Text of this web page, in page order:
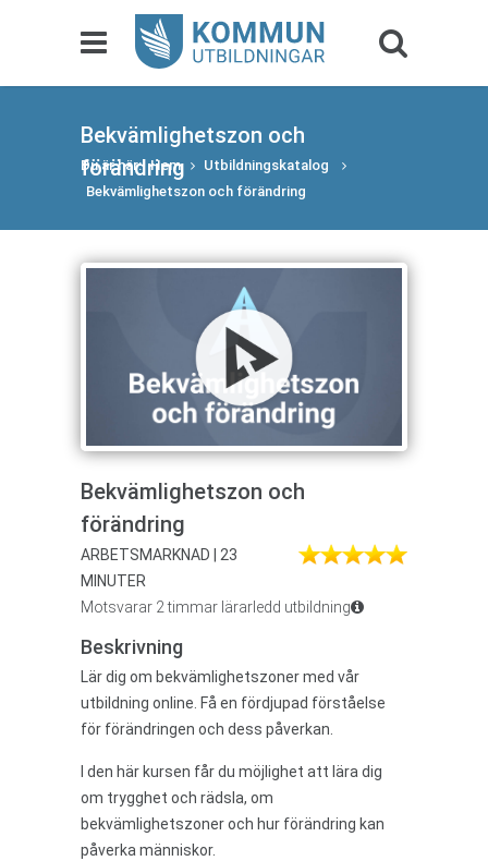
Bekvämlighetszon och
förändring
Du är här: Hem
Utbildningskatalog
Bekvämlighetszon och förändring
Bekvämlighetszon och
förändring
ARBETSMARKNAD | 23
MINUTER
Motsvarar 2 timmar lärarledd utbildning
Beskrivning
Lär dig om bekvämlighetszoner med vår
utbildning online. Få en fördjupad förståelse
för förändringen och dess påverkan.
I den här kursen får du möjlighet att lära dig
om trygghet och rädsla, om
bekvämlighetszoner och hur förändring kan
påverka människor.